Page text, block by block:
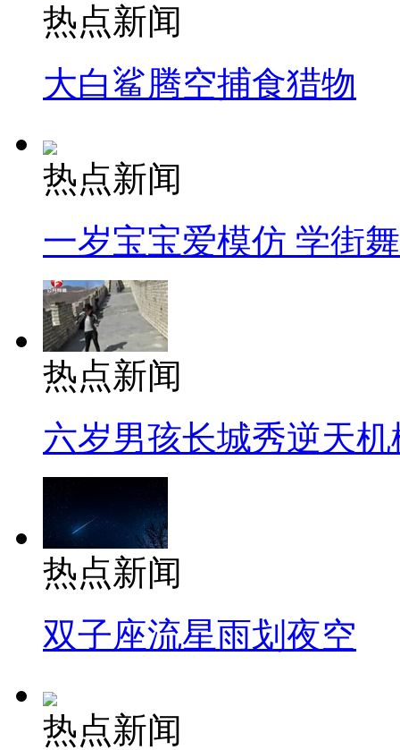
热点新闻
大白鲨腾空捕食猎物
热点新闻
一岁宝宝爱模仿 学街
热点新闻
六岁男孩长城秀逆天机
热点新闻
双子座流星雨划夜空
热点新闻